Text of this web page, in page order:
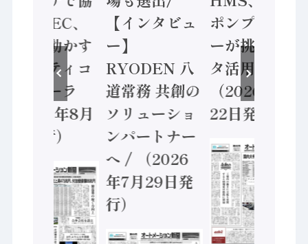
業 / IDEC、
安全に動かす
セーフティコ
ントローラ
（2026年8月
5日発行）
【インタビュ
ー】
RYODEN 八
道常務 共創の
ソリューショ
ンパートナー
へ / （2026
年7月29日発
行）
ポンプメーカ
ーが挑むデー
タ活用 など
（2026年7月
22日発行）